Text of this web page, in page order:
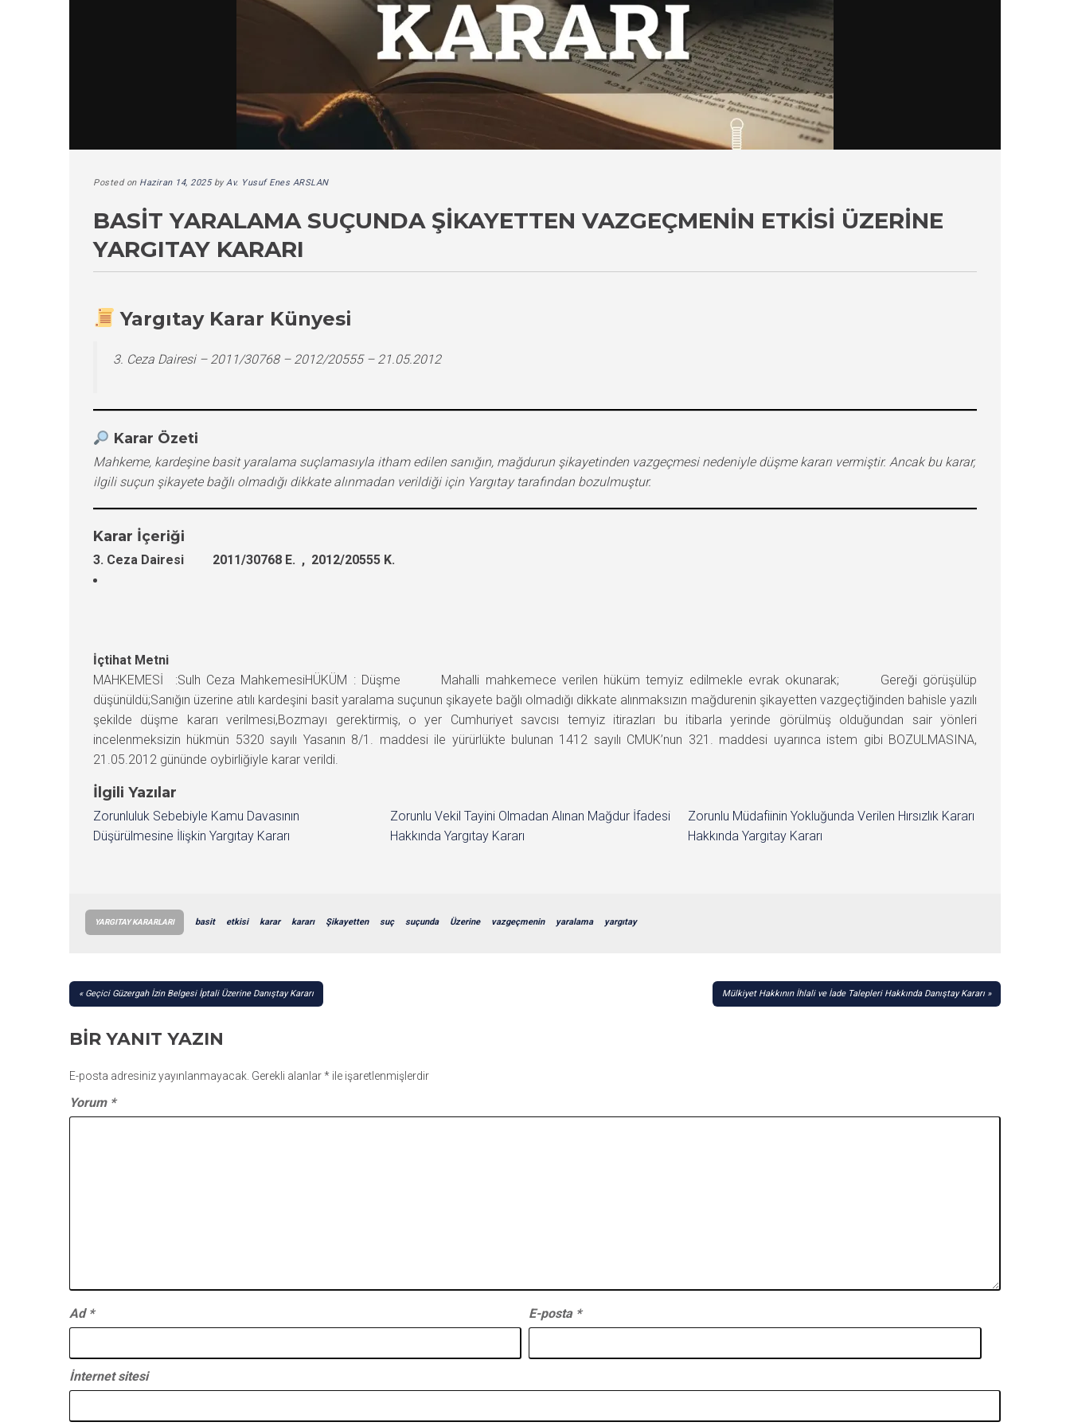
Posted on Haziran 14, 2025byAv. Yusuf Enes ARSLAN
BASIT YARALAMA SUÇUNDA ŞIKAYETTEN VAZGEÇMENIN ETKISI ÜZERINE
YARGITAY KARARI
Yargıtay Karar Künyesi
3. Ceza Dairesi – 2011/30768 – 2012/20555 – 21.05.2012
Karar Özeti
Mahkeme, kardeşine basit yaralama suçlamasıyla itham edilen sanığın, mağdurun şikayetinden vazgeçmesi nedeniyle düşme kararı vermiştir. Ancak bu karar,
ilgili suçun şikayete bağlı olmadığı dikkate alınmadan verildiği için Yargıtay tarafından bozulmuştur.
Karar İçeriği
3. Ceza Dairesi 2011/30768 E. , 2012/20555 K.
İçtihat Metni
MAHKEMESİ :Sulh Ceza MahkemesiHÜKÜM : Düşme Mahalli mahkemece verilen hüküm temyiz edilmekle evrak okunarak; Gereği görüşülüp
düşünüldü;Sanığın üzerine atılı kardeşini basit yaralama suçunun şikayete bağlı olmadığı dikkate alınmaksızın mağdurenin şikayetten vazgeçtiğinden bahisle yazılı
şekilde düşme kararı verilmesi,Bozmayı gerektirmiş, o yer Cumhuriyet savcısı temyiz itirazları bu itibarla yerinde görülmüş olduğundan sair yönleri
incelenmeksizin hükmün 5320 sayılı Yasanın 8/1. maddesi ile yürürlükte bulunan 1412 sayılı CMUK’nun 321. maddesi uyarınca istem gibi BOZULMASINA,
21.05.2012 gününde oybirliğiyle karar verildi.
İlgili Yazılar
Zorunluluk Sebebiyle Kamu Davasının
Düşürülmesine İlişkin Yargıtay Kararı
Zorunlu Vekil Tayini Olmadan Alınan Mağdur İfadesi
Hakkında Yargıtay Kararı
Zorunlu Müdafiinin Yokluğunda Verilen Hırsızlık Kararı
Hakkında Yargıtay Kararı
YARGITAY KARARLARI basit etkisi karar kararı Şikayetten suç suçunda Üzerine vazgeçmenin yaralama yargıtay
YAZI
Geçici Güzergah İzin Belgesi İptali Üzerine Danıştay Kararı Mülkiyet Hakkının İhlali ve İade Talepleri Hakkında Danıştay Kararı
BIR YANIT YAZIN
E-posta adresiniz yayınlanmayacak. Gerekli alanlar* ile işaretlenmişlerdir
Yorum *
Ad * E-posta *
İnternet sitesi